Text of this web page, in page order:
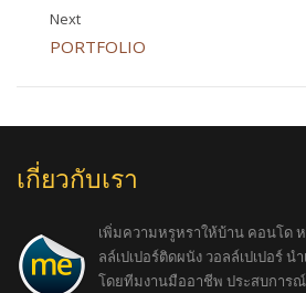
Next
PORTFOLIO
เกี่ยวกับเรา
เพิ่มความหรูหราให้บ้าน คอนโด
ลล์เปเปอร์ติดผนัง วอลล์เปเปอร์ น
โดยทีมงานมืออาชีพ ประสบการณ์